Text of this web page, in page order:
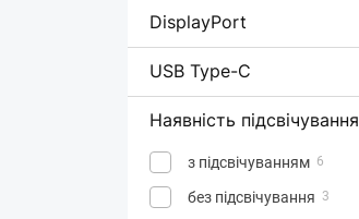
DisplayPort
USB Type-C
Наявність підсвічування
з підсвічуванням 6
без підсвічування 3